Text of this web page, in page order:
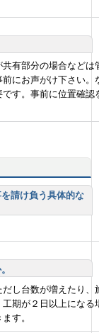
有部分の場合などは
にお声がけ下さい。
す。事前に位置確認
請け負う具体的な
し台数が増えたり、
期が２日以上になる
す。